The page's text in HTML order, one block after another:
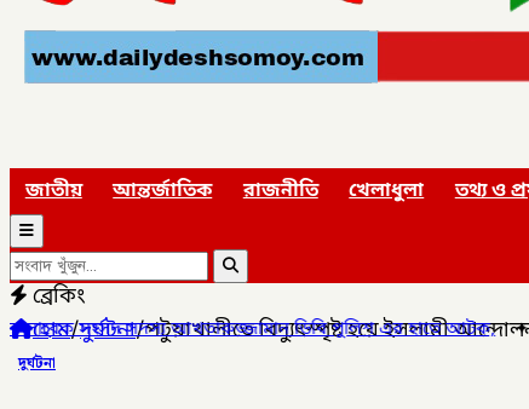
জাতীয় আন্তর্জাতিক রাজনীতি খেলাধুলা তথ্য ও
ব্রেকিং
আখতারুজ্জামান ডিবি পুলিশ এর হাতে আটক,✦কালীগঞ্জ পৌরসভার
হোম/দুর্ঘটনা/পটুয়াখালীতে বিদ্যুৎস্পৃষ্ট হয়ে ইসলামী
দুর্ঘটনা